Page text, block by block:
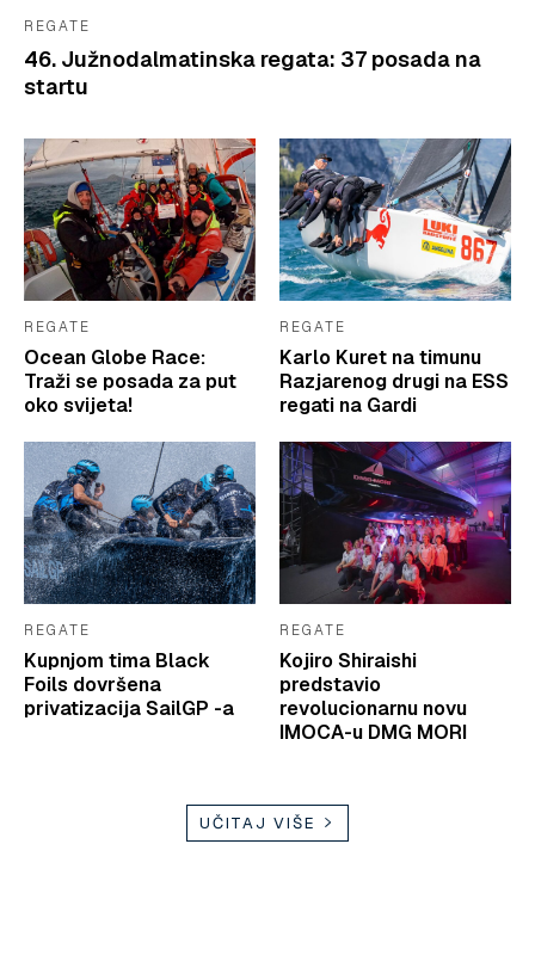
REGATE
46. Južnodalmatinska regata: 37 posada na
startu
REGATE
Ocean Globe Race:
Traži se posada za put
oko svijeta!
REGATE
Karlo Kuret na timunu
Razjarenog drugi na ESS
regati na Gardi
REGATE
Kupnjom tima Black
Foils dovršena
privatizacija SailGP -a
REGATE
Kojiro Shiraishi
predstavio
revolucionarnu novu
IMOCA-u DMG MORI
UČITAJ VIŠE